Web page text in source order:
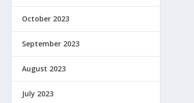
October 2023
September 2023
August 2023
July 2023